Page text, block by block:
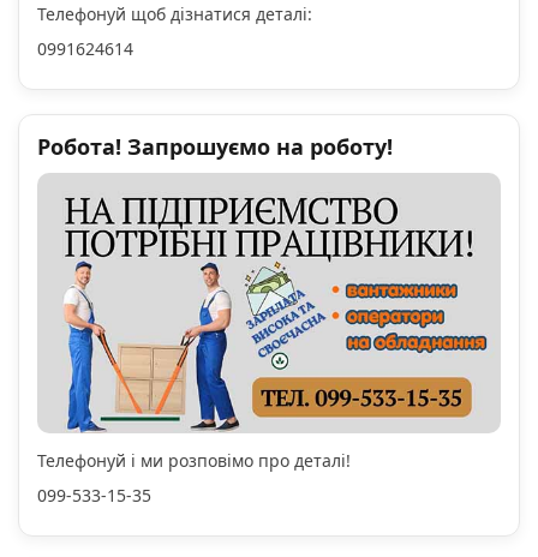
Телефонуй щоб дізнатися деталі:
0991624614
Робота! Запрошуємо на роботу!
Телефонуй і ми розповімо про деталі!
099-533-15-35